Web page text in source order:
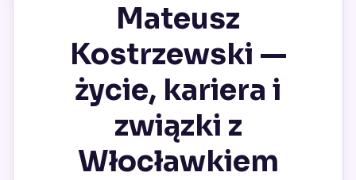
Mateusz
Kostrzewski —
życie, kariera i
związki z
Włocławkiem